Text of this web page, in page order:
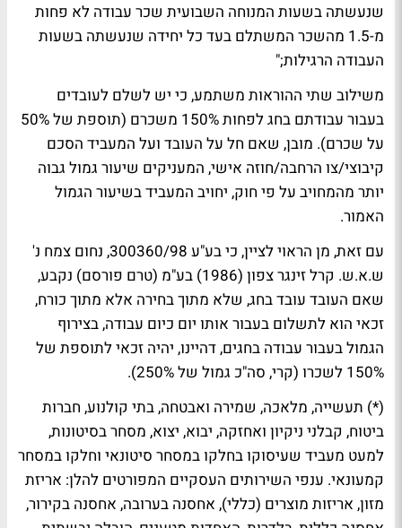
שנעשתה בשעות המנוחה השבועית שכר עבודה לא פחות
מ-1.5 מהשכר המשתלם בעד כל יחידה שנעשתה בשעות
העבודה הרגילות;"
משילוב שתי ההוראות משתמע, כי יש לשלם לעובדים
בעבור עבודתם בחג לפחות 150% משכרם (תוספת של 50%
על שכרם). מובן, שאם חל על העובד ועל המעביד הסכם
קיבוצי/צו הרחבה/חוזה אישי, המעניקים שיעור גמול גבוה
יותר מהמחויב על פי חוק, יחויב המעביד בשיעור הגמול
האמור.
עם זאת, מן הראוי לציין, כי בע"ע 300360/98, נחום צמח נ'
ש.א.ש. קרל זינגר צפון (1986) בע"מ (טרם פורסם) נקבע,
שאם העובד עובד בחג, שלא מתוך בחירה אלא מתוך כורח,
זכאי הוא לתשלום בעבור אותו יום כיום עבודה, בצירוף
הגמול בעבור עבודה בחגים, דהיינו, יהיה זכאי לתוספת של
150% לשכרו (קרי, סה"כ גמול של 250%).
(*) תעשייה, מלאכה, שמירה ואבטחה, בתי קולנוע, חברות
ביטוח, קבלני ניקיון ואחזקה, יבוא, יצוא, מסחר בסיטונות,
למעט מעביד שעיסוקו בחלקו במסחר סיטונאי וחלקו במסחר
קמעונאי. ענפי השירותים העסקיים המפורטים להלן: אריזת
מזון, אריזות מוצרים (כללי), אחסנה בערובה, אחסנה בקירור,